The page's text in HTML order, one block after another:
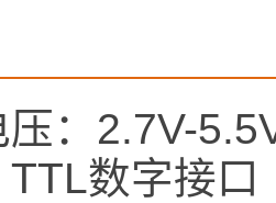
压：2.7V-
数字接口